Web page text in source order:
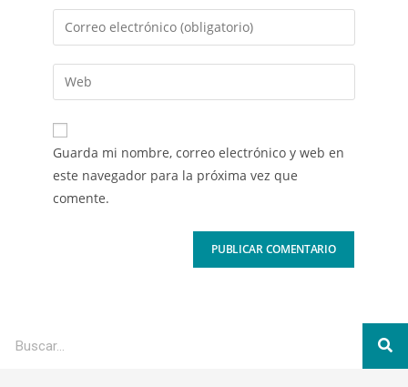
Guarda mi nombre, correo electrónico y web en
este navegador para la próxima vez que
comente.